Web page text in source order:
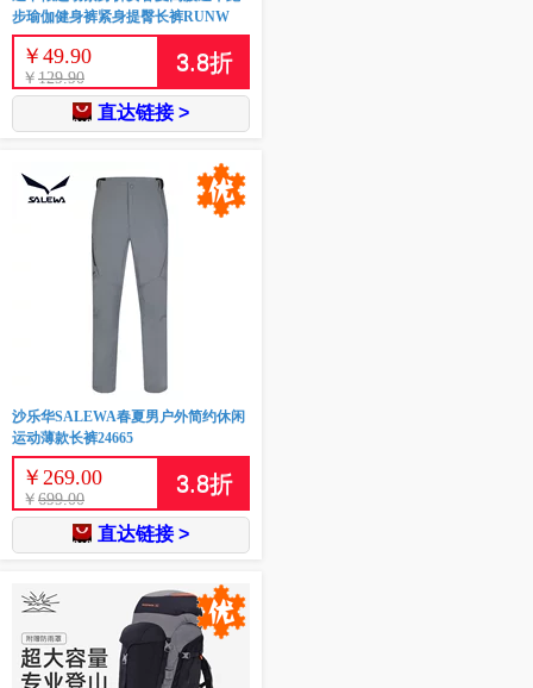
步瑜伽健身裤紧身提臀长裤RUNW
￥ 49.90
￥ 129.90
3.8折
直达链接 >
沙乐华SALEWA春夏男户外简约休闲
运动薄款长裤24665
￥ 269.00
￥ 699.00
3.8折
直达链接 >